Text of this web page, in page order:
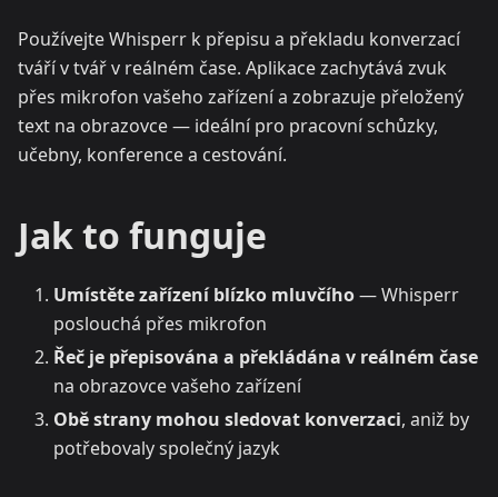
Používejte Whisperr k přepisu a překladu konverzací
tváří v tvář v reálném čase. Aplikace zachytává zvuk
přes mikrofon vašeho zařízení a zobrazuje přeložený
text na obrazovce — ideální pro pracovní schůzky,
učebny, konference a cestování.
Jak to funguje
Umístěte zařízení blízko mluvčího— Whisperr
poslouchá přes mikrofon
Řeč je přepisována a překládána v reálném čase
na obrazovce vašeho zařízení
Obě strany mohou sledovat konverzaci, aniž by
potřebovaly společný jazyk